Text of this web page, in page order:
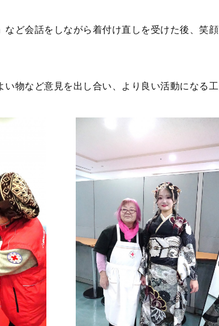
ど会話をしながら着付け直しを受けた後、笑
物など意見を出し合い、より良い活動になる工